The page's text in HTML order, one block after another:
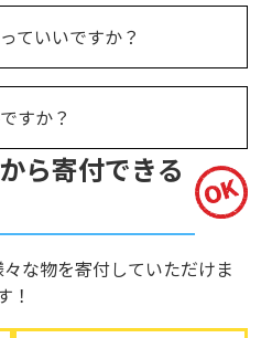
ていいですか？
すか？
ら寄付できる
な物を寄付していただけま
！